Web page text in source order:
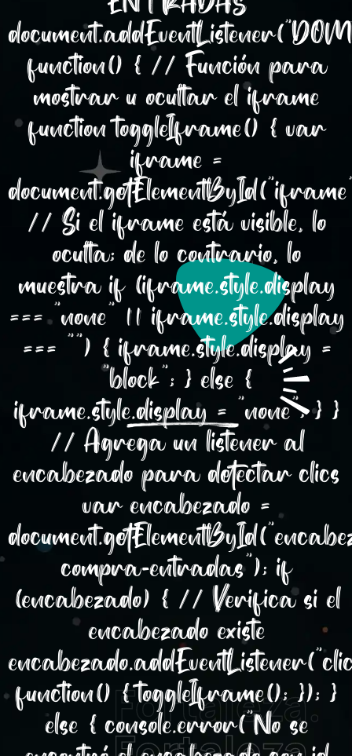
function() { // Función para
mostrar u ocultar el iframe
function toggleIframe() { var
iframe =
// Si el iframe está visible, lo
oculta; de lo contrario, lo
muestra if (iframe.style.display
=== "none" || iframe.style.display
=== "") { iframe.style.display =
"block"; } else {
iframe.style.display = "none"; } }
// Agrega un listener al
encabezado para detectar clics
var encabezado =
compra-entradas"); if
(encabezado) { // Verifica si el
encabezado existe
function() { toggleIframe(); }); }
else { console.error("No se